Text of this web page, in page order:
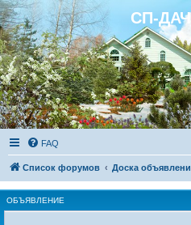
Регистрация СП-
FAQ
Список форумов Доска
ОБЪЯВЛЕНИЕ